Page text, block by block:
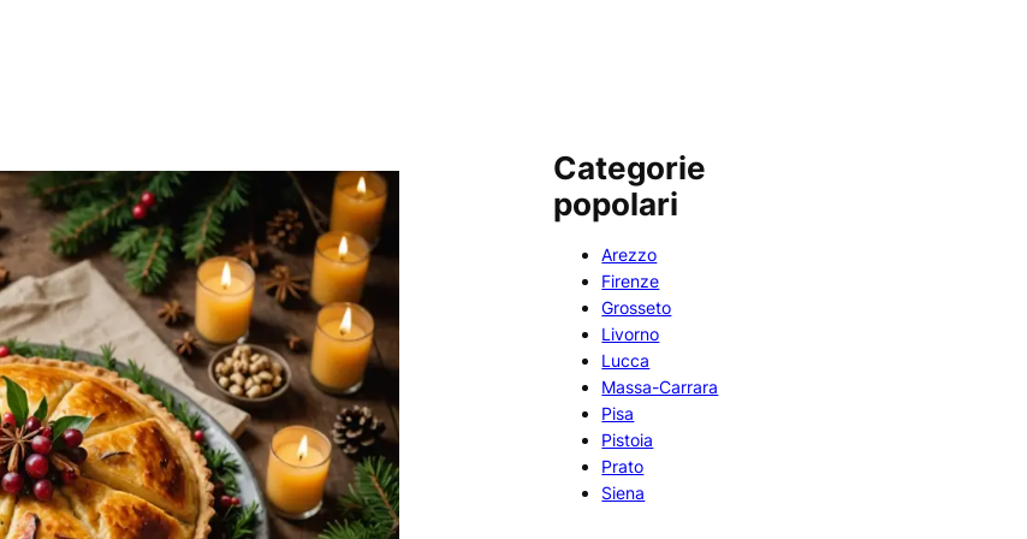
Categorie
popolari
Arezzo
Firenze
Grosseto
Livorno
Lucca
Massa-Carrara
Pisa
Pistoia
Prato
Siena